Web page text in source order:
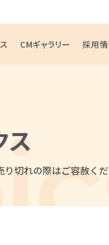
CMギャラリー 採用
ス
り切れの際はご容赦く